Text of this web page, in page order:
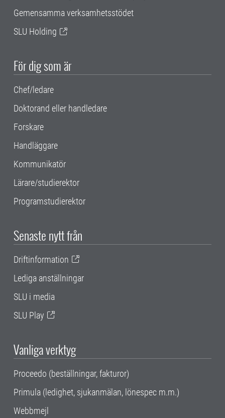
Gemensamma verksamhetsstödet
SLU Holding
För dig som är
Chef/ledare
Doktorand eller handledare
Forskare
Handläggare
Kommunikatör
Lärare/studierektor
Programstudierektor
Senaste nytt från
Driftinformation
Lediga anställningar
SLU i media
SLU Play
Vanliga verktyg
Proceedo (beställningar, fakturor)
Primula (ledighet, sjukanmälan, lönespec m.m.)
Webbmejl